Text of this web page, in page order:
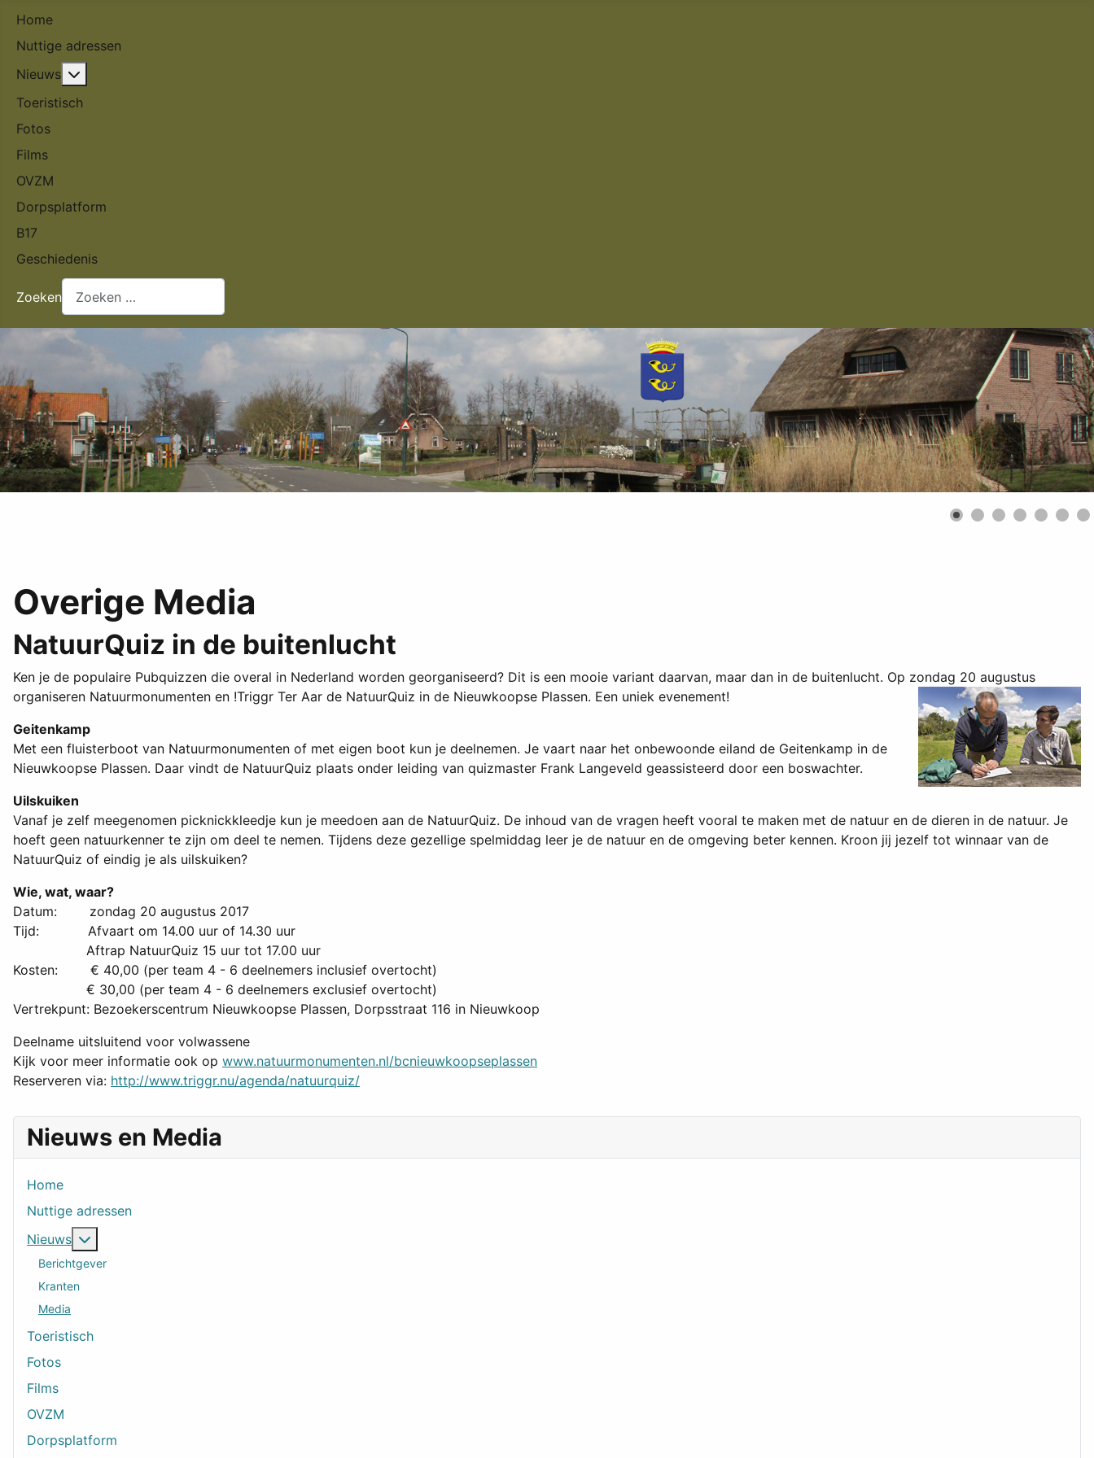
Home
Nuttige adressen
Nieuws
Toeristisch
Fotos
Films
OVZM
Dorpsplatform
B17
Geschiedenis
Zoeken
Nieuws en Media
Home
Nuttige adressen
Nieuws
Berichtgever
Kranten
Media
Toeristisch
Fotos
Films
OVZM
Dorpsplatform
Overige Media
NatuurQuiz in de buitenlucht
Ken je de populaire Pubquizzen die overal in Nederland worden georganiseerd? Dit is een mooie variant daarvan, maar dan in de buitenlucht. Op zondag 20 augustus
organiseren Natuurmonumenten en !Triggr Ter Aar de NatuurQuiz in de Nieuwkoopse Plassen. Een uniek evenement!
Geitenkamp
Met een fluisterboot van Natuurmonumenten of met eigen boot kun je deelnemen. Je vaart naar het onbewoonde eiland de Geitenkamp in de
Nieuwkoopse Plassen. Daar vindt de NatuurQuiz plaats onder leiding van quizmaster Frank Langeveld geassisteerd door een boswachter.
Uilskuiken
Vanaf je zelf meegenomen picknickkleedje kun je meedoen aan de NatuurQuiz. De inhoud van de vragen heeft vooral te maken met de natuur en de dieren in de natuur. Je
hoeft geen natuurkenner te zijn om deel te nemen. Tijdens deze gezellige spelmiddag leer je de natuur en de omgeving beter kennen. Kroon jij jezelf tot winnaar van de
NatuurQuiz of eindig je als uilskuiken?
Wie, wat, waar?
Datum: zondag 20 augustus 2017
Tijd: Afvaart om 14.00 uur of 14.30 uur
Aftrap NatuurQuiz 15 uur tot 17.00 uur
Kosten: € 40,00 (per team 4 - 6 deelnemers inclusief overtocht)
€ 30,00 (per team 4 - 6 deelnemers exclusief overtocht)
Vertrekpunt: Bezoekerscentrum Nieuwkoopse Plassen, Dorpsstraat 116 in Nieuwkoop
Deelname uitsluitend voor volwassene
Kijk voor meer informatie ook op www.natuurmonumenten.nl/bcnieuwkoopseplassen
Reserveren via: http://www.triggr.nu/agenda/natuurquiz/